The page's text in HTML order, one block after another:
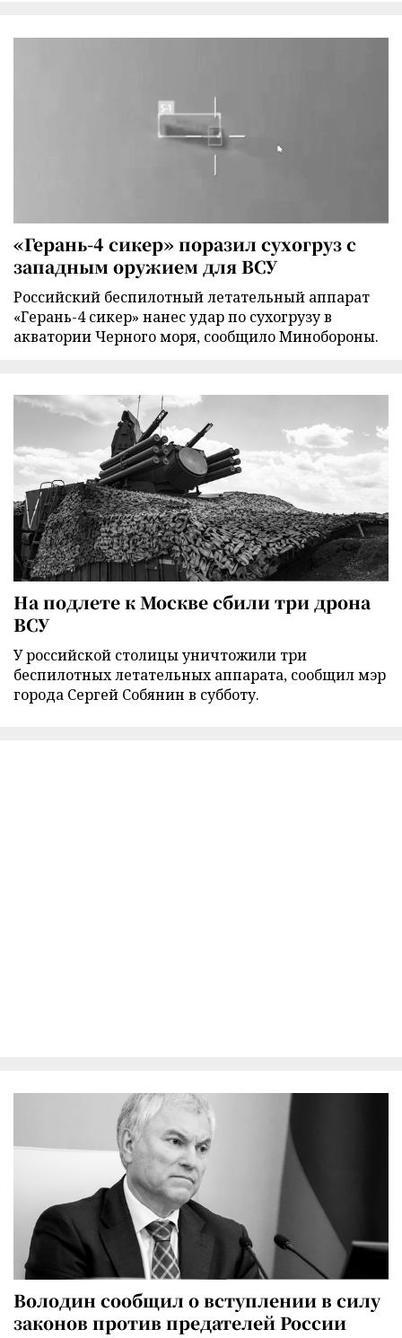
«Герань-4 сикер» поразил сухогруз с
западным оружием для ВСУ
Российский беспилотный летательный аппарат
«Герань-4 сикер» нанес удар по сухогрузу в
акватории Черного моря, сообщило Минобороны.
На подлете к Москве сбили три дрона
ВСУ
У российской столицы уничтожили три
беспилотных летательных аппарата, сообщил мэр
города Сергей Собянин в субботу.
Володин сообщил о вступлении в силу
законов против предателей России